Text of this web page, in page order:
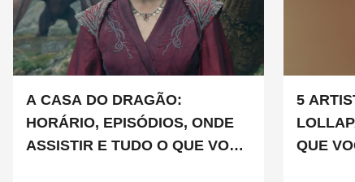
A CASA DO DRAGÃO:
HORÁRIO, EPISÓDIOS, ONDE
ASSISTIR E TUDO O QUE VOCÊ
5
QUE